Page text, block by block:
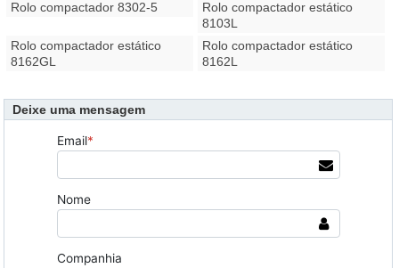
Rolo compactador 8302-5
Rolo compactador estático
8103L
Rolo compactador estático
8162GL
Rolo compactador estático
8162L
Deixe uma mensagem